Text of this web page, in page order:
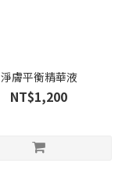
淨膚平衡精華液
NT$1,200